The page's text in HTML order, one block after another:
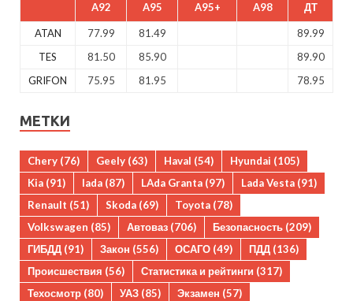
A92 A95 A95+ A98 ДТ
ATAN 77.99 81.49
89.99
TES
81.50 85.90
89.90
GRIFON
75.95 81.95 78.95
МЕТКИ
Chery (76) Geely (63) Haval (54) Hyundai (105)
Kia (91) lada (87) LAda Granta (97) Lada Vesta (91)
Renault (51) Skoda (69) Toyota (78)
Volkswagen (85) Автоваз (706) Безопасность (209)
ГИБДД (91) Закон (556) ОСАГО (49) ПДД (136)
Происшествия (56) Статистика и рейтинги (317)
Техосмотр (80) УАЗ (85) Экзамен (57)